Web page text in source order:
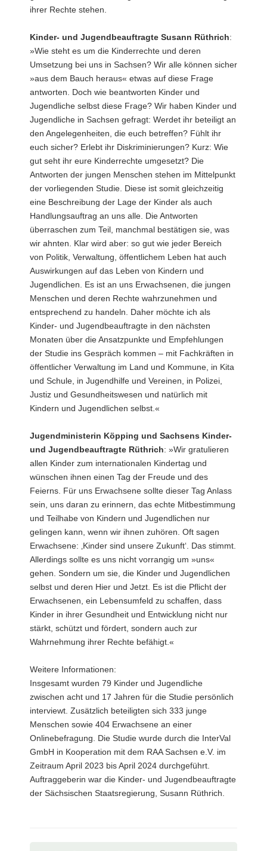
ihrer Rechte stehen.
Kinder- und Jugendbeauftragte Susann Rüthrich:
»Wie steht es um die Kinderrechte und deren
Umsetzung bei uns in Sachsen? Wir alle können sicher
»aus dem Bauch heraus« etwas auf diese Frage
antworten. Doch wie beantworten Kinder und
Jugendliche selbst diese Frage? Wir haben Kinder und
Jugendliche in Sachsen gefragt: Werdet ihr beteiligt an
den Angelegenheiten, die euch betreffen? Fühlt ihr
euch sicher? Erlebt ihr Diskriminierungen? Kurz: Wie
gut seht ihr eure Kinderrechte umgesetzt? Die
Antworten der jungen Menschen stehen im Mittelpunkt
der vorliegenden Studie. Diese ist somit gleichzeitig
eine Beschreibung der Lage der Kinder als auch
Handlungsauftrag an uns alle. Die Antworten
überraschen zum Teil, manchmal bestätigen sie, was
wir ahnten. Klar wird aber: so gut wie jeder Bereich
von Politik, Verwaltung, öffentlichem Leben hat auch
Auswirkungen auf das Leben von Kindern und
Jugendlichen. Es ist an uns Erwachsenen, die jungen
Menschen und deren Rechte wahrzunehmen und
entsprechend zu handeln. Daher möchte ich als
Kinder- und Jugendbeauftragte in den nächsten
Monaten über die Ansatzpunkte und Empfehlungen
der Studie ins Gespräch kommen – mit Fachkräften in
öffentlicher Verwaltung im Land und Kommune, in Kita
und Schule, in Jugendhilfe und Vereinen, in Polizei,
Justiz und Gesundheitswesen und natürlich mit
Kindern und Jugendlichen selbst.«
Jugendministerin Köpping und Sachsens Kinder-
und Jugendbeauftragte Rüthrich: »Wir gratulieren
allen Kinder zum internationalen Kindertag und
wünschen ihnen einen Tag der Freude und des
Feierns. Für uns Erwachsene sollte dieser Tag Anlass
sein, uns daran zu erinnern, das echte Mitbestimmung
und Teilhabe von Kindern und Jugendlichen nur
gelingen kann, wenn wir ihnen zuhören. Oft sagen
Erwachsene: ‚Kinder sind unsere Zukunft‘. Das stimmt.
Allerdings sollte es uns nicht vorrangig um »uns«
gehen. Sondern um sie, die Kinder und Jugendlichen
selbst und deren Hier und Jetzt. Es ist die Pflicht der
Erwachsenen, ein Lebensumfeld zu schaffen, dass
Kinder in ihrer Gesundheit und Entwicklung nicht nur
stärkt, schützt und fördert, sondern auch zur
Wahrnehmung ihrer Rechte befähigt.«
Weitere Informationen:
Insgesamt wurden 79 Kinder und Jugendliche
zwischen acht und 17 Jahren für die Studie persönlich
interviewt. Zusätzlich beteiligten sich 333 junge
Menschen sowie 404 Erwachsene an einer
Onlinebefragung. Die Studie wurde durch die InterVal
GmbH in Kooperation mit dem RAA Sachsen e.V. im
Zeitraum April 2023 bis April 2024 durchgeführt.
Auftraggeberin war die Kinder- und Jugendbeauftragte
der Sächsischen Staatsregierung, Susann Rüthrich.